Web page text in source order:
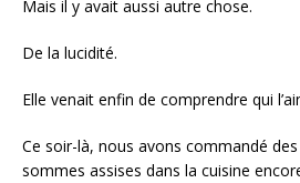
Mais il y avait aussi autre chose.
De la lucidité.
Elle venait enfin de comprendre qui
Ce soir-là, nous avons commandé
sommes assises dans la cuisine